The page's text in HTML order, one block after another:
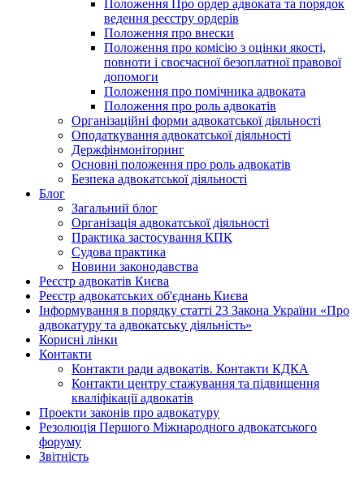
Положення Про ордер адвоката та порядок
ведення реєстру ордерів
Положення про внески
Положення про комісію з оцінки якості,
повноти і своєчасної безоплатної правової
допомоги
Положення про помічника адвоката
Положення про роль адвокатів
Організаційні форми адвокатської діяльності
Оподаткування адвокатської діяльності
Держфінмоніторинг
Основні положення про роль адвокатів
Безпека адвокатської діяльності
Блог
Загальний блог
Організація адвокатської діяльності
Практика застосування КПК
Судова практика
Новини законодавства
Реєстр адвокатів Києва
Реєстр адвокатських об'єднань Києва
Інформування в порядку статті 23 Закона України «Про
адвокатуру та адвокатську діяльність»
Корисні лінки
Контакти
Контакти ради адвокатів. Контакти КДКА
Контакти центру стажування та підвищення
кваліфікації адвокатів
Проекти законів про адвокатуру
Резолюція Першого Міжнародного адвокатського
форуму
Звітність